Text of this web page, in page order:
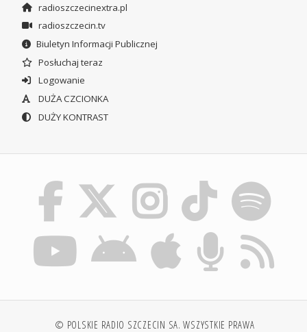
radioszczecinextra.pl
radioszczecin.tv
Biuletyn Informacji Publicznej
Posłuchaj teraz
Logowanie
DUŻA CZCIONKA
DUŻY KONTRAST
© POLSKIE RADIO SZCZECIN SA. WSZYSTKIE PRAWA